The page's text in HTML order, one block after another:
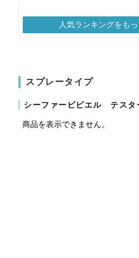
人気ランキングをも
スプレータイプ
シーファーピピエル テスタ